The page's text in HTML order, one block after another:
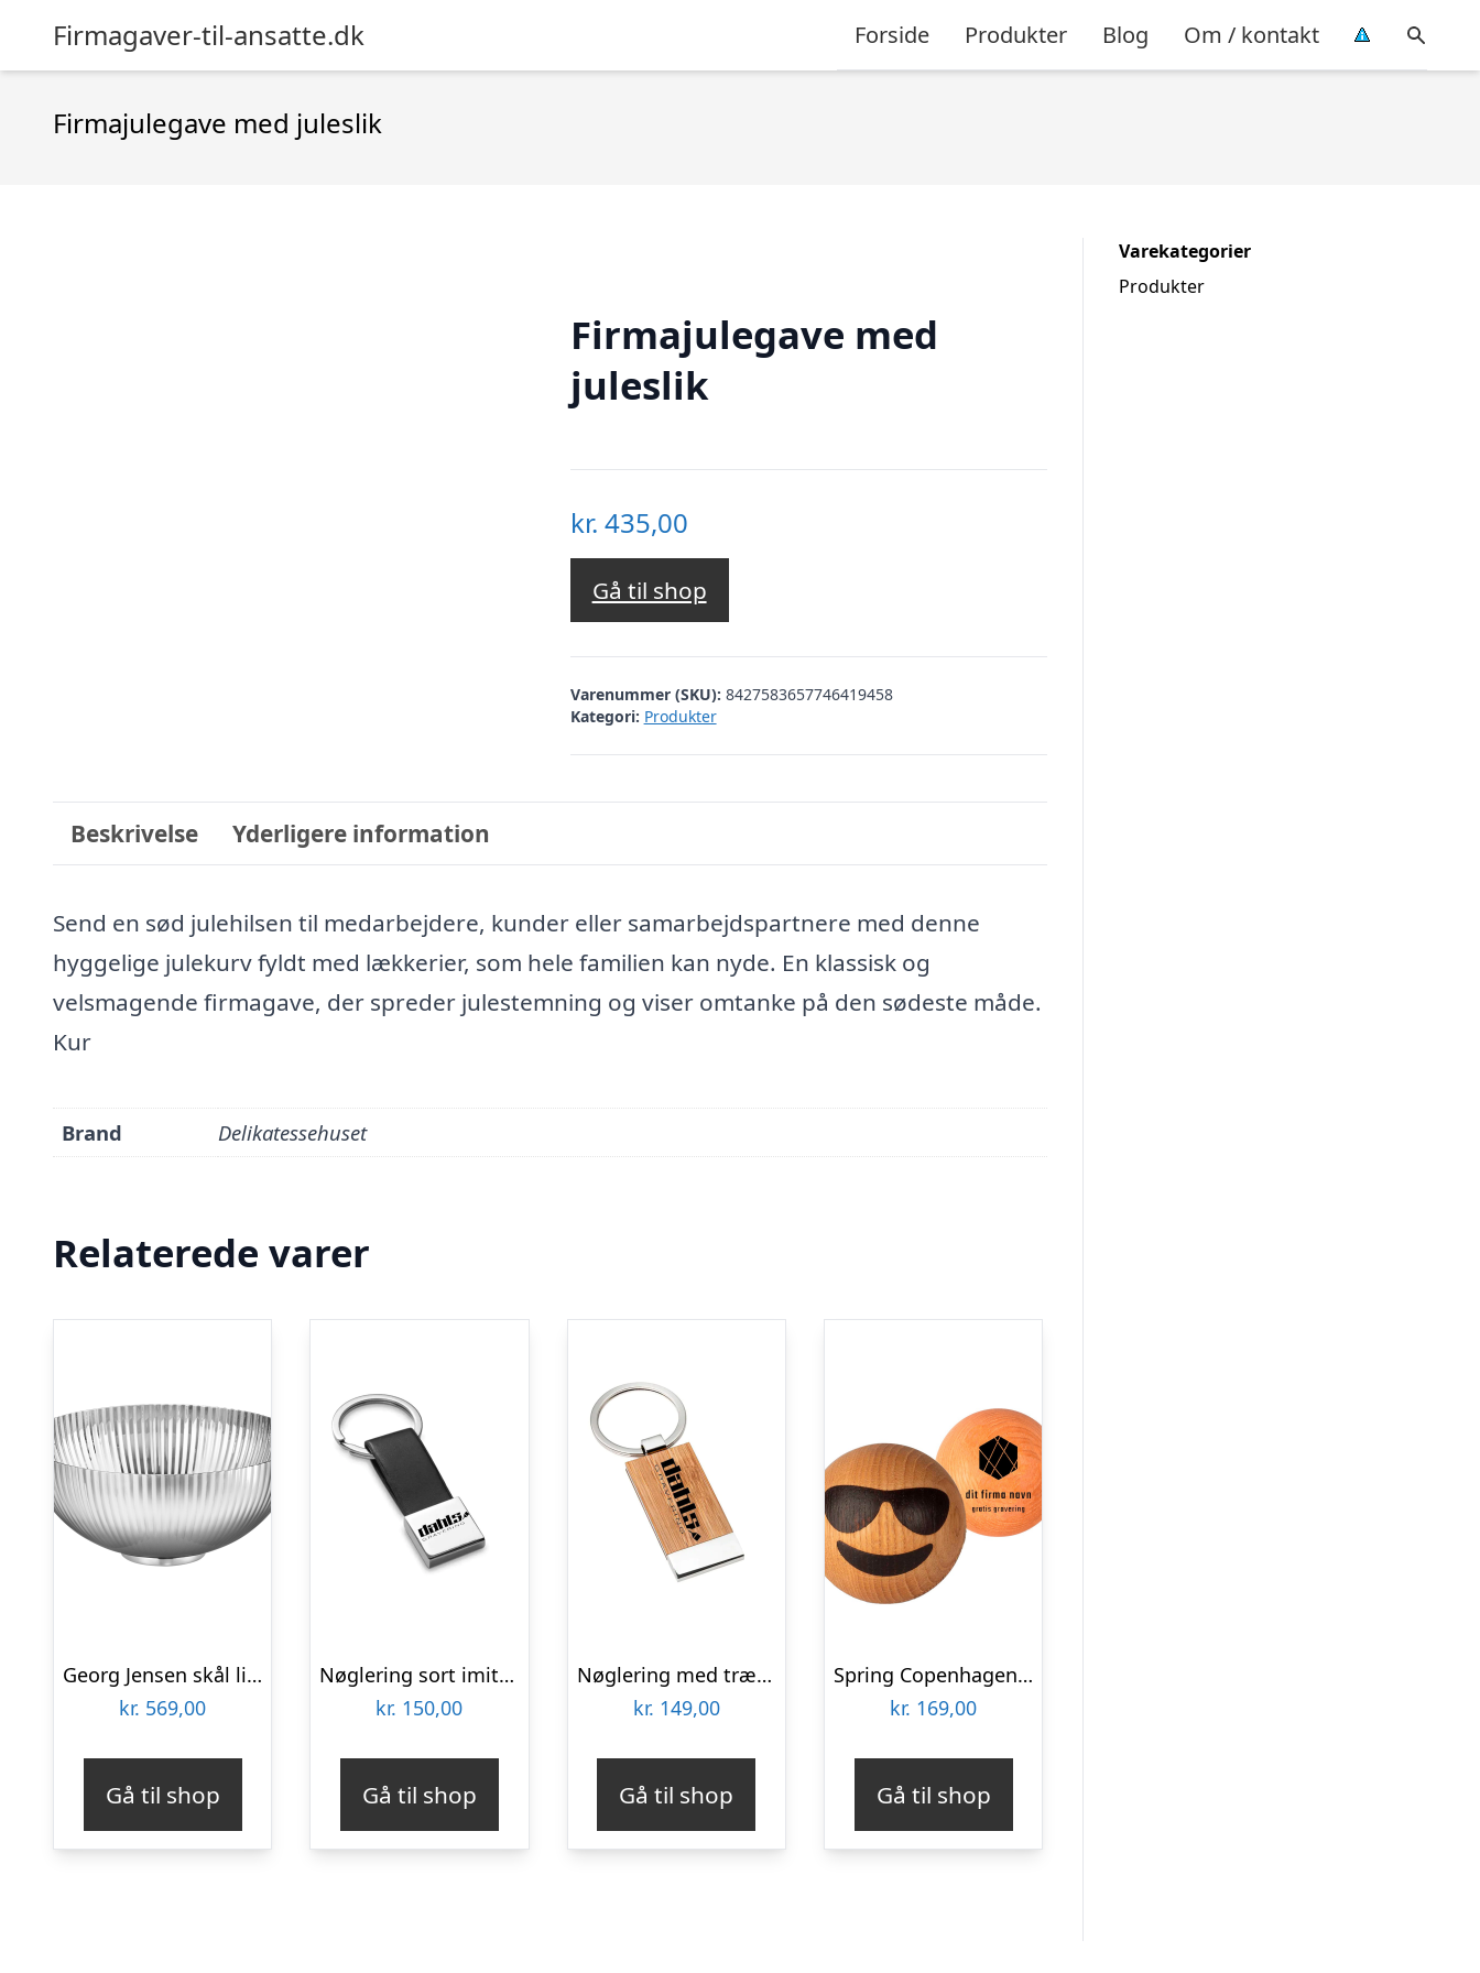
Firmagaver-til-ansatte.dk Forside Produkter Blog Om / kontakt
Firmajulegave med juleslik
Firmajulegave med
juleslik
kr. 435,00
Gå til shop
Varenummer (SKU): 8427583657746419458
Kategori: Produkter
Beskrivelse Yderligere information
Send en sød julehilsen til medarbejdere, kunder eller samarbejdspartnere med denne
hyggelige julekurv fyldt med lækkerier, som hele familien kan nyde. En klassisk og
velsmagende firmagave, der spreder julestemning og viser omtanke på den sødeste måde.
Kur
Brand Delikatessehuset
Relaterede varer
Georg Jensen skål lille Bernadotte firmagaver med logo
kr. 569,00
Gå til shop
Nøglering sort imiteret læder med stål kant firmagaver med logo
kr. 150,00
Gå til shop
Nøglering med træ firmagaver med logo
kr. 149,00
Gå til shop
Spring Copenhagen Emotions® Cool firma logo
kr. 169,00
Gå til shop
Varekategorier
Produkter